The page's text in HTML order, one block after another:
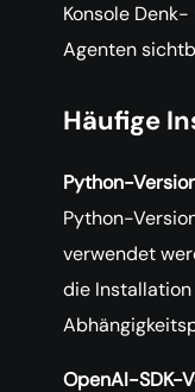
Konsole
Agenten
Häufige
Python-
Python-
verwendet
die
OpenAI-SDK-